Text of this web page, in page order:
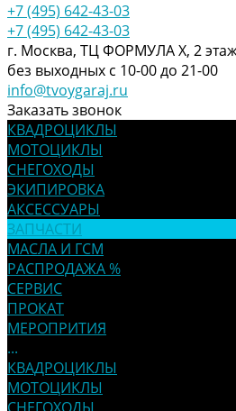
+7 (495) 642-43-03
+7 (495) 642-43-03
г. Москва, ТЦ ФОРМУЛА Х, 2
без выходных с 10-00 до 21-00
info@tvoygaraj.ru
Заказать звонок
КВАДРОЦИКЛЫ
МОТОЦИКЛЫ
СНЕГОХОДЫ
ЭКИПИРОВКА
АКСЕССУАРЫ
ЗАПЧАСТИ
МАСЛА И ГСМ
РАСПРОДАЖА %
СЕРВИС
ПРОКАТ
МЕРОПРИТИЯ
...
КВАДРОЦИКЛЫ
МОТОЦИКЛЫ